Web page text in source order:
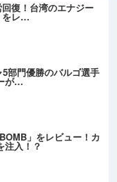
復！台湾のエナジー
をレ…
5部門優勝のバルゴ選手
が…
」をレビュー！カ
注入！？